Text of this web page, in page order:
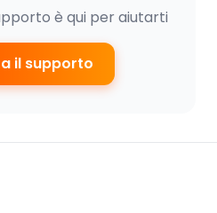
è qui per aiutarti
il supporto